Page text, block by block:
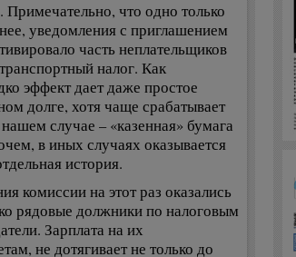
что одно только
уведомления с приглашением
часть неплательщиков
налог. Как
эффект дает даже простое
долге, хотя чаще срабатывает
случае – «казенная» бумага
в иных случаях оказывается
история.
комиссии на этот раз оказались
рядовые должники по налоговым
Зарплата на их
не дотягивает не только до